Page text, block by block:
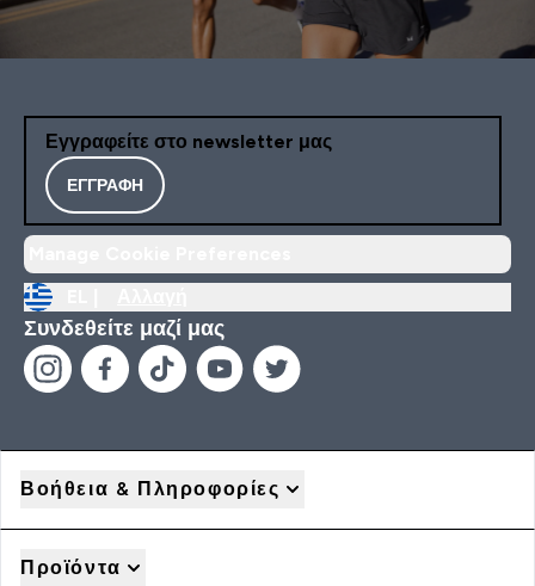
Εγγραφείτε στο newsletter μας
ΕΓΓΡΑΦΉ
Συνδεθείτε μαζί μας
Βοήθεια & Πληροφορίες
Προϊόντα